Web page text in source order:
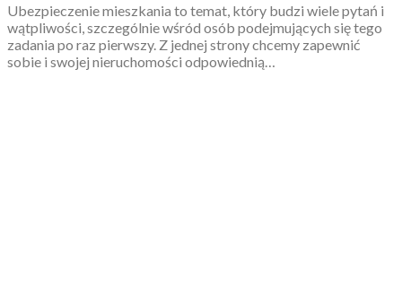
Ubezpieczenie mieszkania to temat, który budzi wiele pytań i
wątpliwości, szczególnie wśród osób podejmujących się tego
zadania po raz pierwszy. Z jednej strony chcemy zapewnić
sobie i swojej nieruchomości odpowiednią…